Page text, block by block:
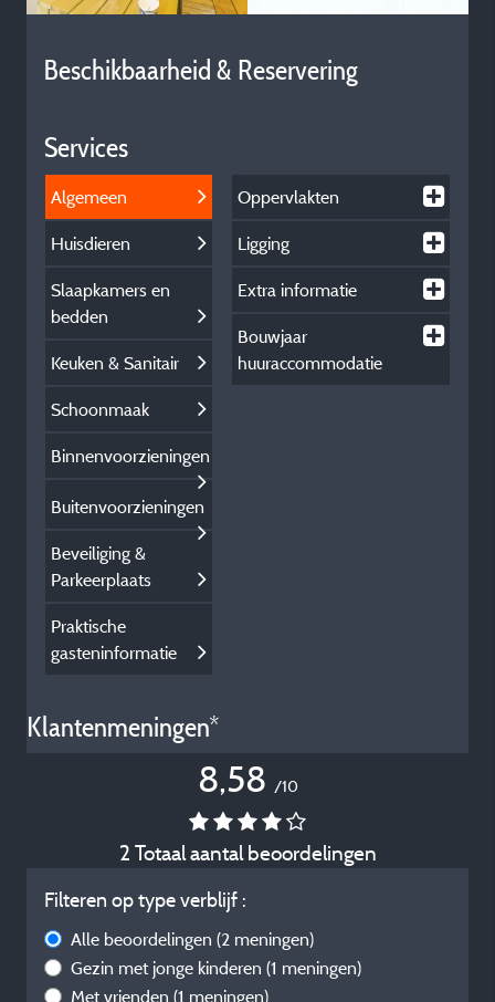
Beschikbaarheid & Reservering
Services
Algemeen
Huisdieren
Slaapkamers en
bedden
Keuken & Sanitair
Schoonmaak
Binnenvoorzieningen
Buitenvoorzieningen
Beveiliging &
Parkeerplaats
Praktische
gasteninformatie
Oppervlakten
Ligging
Extra informatie
Bouwjaar
huuraccommodatie
Klantenmeningen*
8,58 /10
2 Totaal aantal beoordelingen
Filteren op type verblijf :
Alle beoordelingen (2 meningen)
Gezin met jonge kinderen (1 meningen)
Met vrienden (1 meningen)